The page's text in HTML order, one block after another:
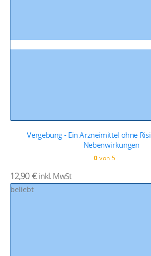
Vergebung - Ein Arzneimittel ohne
Nebenwirkungen
0 von 5
12,90€ inkl. MwSt
beliebt